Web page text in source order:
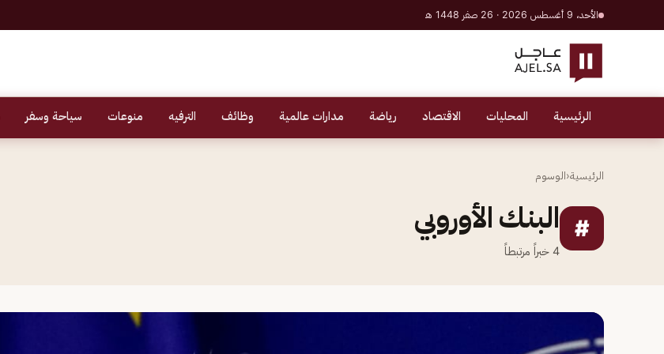
الأحد، 9 أغسطس 2026 · 26 صفر 1448 هـ
الرئيسية المحليات الاقتصاد رياضة مدارات عالمية وظائف الترفيه منوعات سياحة وسفر
الرئيسية‹الوسوم
# البنك الأوروبي
4 خبراً مرتبطاً